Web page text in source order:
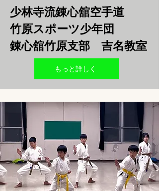
少林寺流錬心舘空手道
竹原スポーツ少年団
錬心舘竹原支部
吉名教室
もっと詳しく